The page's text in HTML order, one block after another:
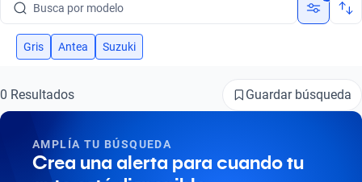
Busca por modelo
Busca por versión
Busca por marca
Busca por modelo
Gris Antea Suzuki
0 Resultados Guardar búsqueda
AMPLÍA TU BÚSQUEDA
Crea una alerta para cuando tu